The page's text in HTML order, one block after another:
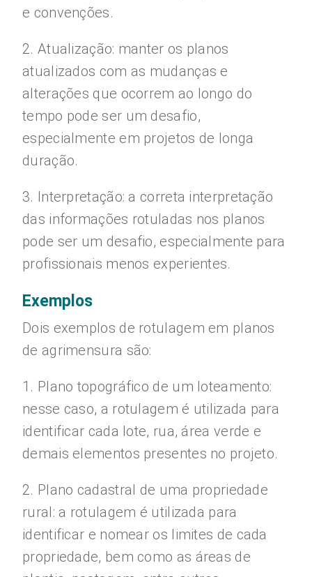
e convenções.
2. Atualização: manter os planos
atualizados com as mudanças e
alterações que ocorrem ao longo do
tempo pode ser um desafio,
especialmente em projetos de longa
duração.
3. Interpretação: a correta interpretação
das informações rotuladas nos planos
pode ser um desafio, especialmente para
profissionais menos experientes.
Exemplos
Dois exemplos de rotulagem em planos
de agrimensura são:
1. Plano topográfico de um loteamento:
nesse caso, a rotulagem é utilizada para
identificar cada lote, rua, área verde e
demais elementos presentes no projeto.
2. Plano cadastral de uma propriedade
rural: a rotulagem é utilizada para
identificar e nomear os limites de cada
propriedade, bem como as áreas de